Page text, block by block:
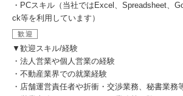
・PCスキル（当社ではExcel、Spreadsheet、
ck等を利用しています）
歓迎
▼歓迎スキル/経験
・法人営業や個人営業の経験
・不動産業界での就業経験
・店舗運営責任者や折衝・交渉業務、秘書業務